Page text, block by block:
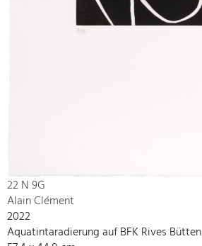
22 N 9G
Alain Clément
2022
Aquatintaradierung auf BFK Rives Bütten